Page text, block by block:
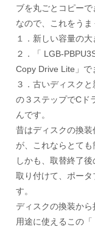
ブを丸ごとコピーで
なので、これをうま
１．新しい容量の大
２．「 LGB-
Copy Drive Lite」で
３．古いディスクと
の３ステップでCド
んです。
昔はディスクの換
が、これならとても
しかも、取替終了
取り付けて、ポー
す。
ディスクの換装か
用途に使えるこの「